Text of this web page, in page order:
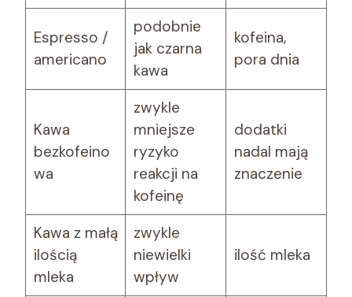
Espresso /
americano
podobnie
jak czarna
kawa
kofeina,
pora dnia
Kawa
bezkofeino
wa
zwykle
mniejsze
ryzyko
reakcji na
kofeinę
dodatki
nadal mają
znaczenie
Kawa z małą
ilością
mleka
zwykle
niewielki
wpływ
ilość mleka